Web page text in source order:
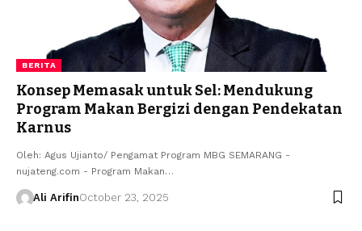
BERITA
Konsep Memasak untuk Sel: Mendukung
Program Makan Bergizi dengan Pendekatan
Karnus
Oleh: Agus Ujianto/ Pengamat Program MBG SEMARANG -
nujateng.com - Program Makan…
Ali ArifinOctober 23, 2025